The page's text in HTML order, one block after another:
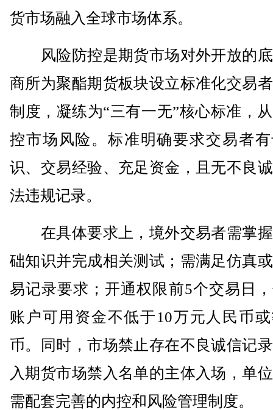
货市场融入全球市场体系。
风险防控是期货市场对外开放的
商所为聚酯期货板块设立标准化交易
制度，凝练为“三有一无”核心标准，
控市场风险。标准明确要求交易者
识、交易经验、充足资金，且无不良
法违规记录。
在具体要求上，境外交易者需掌
础知识并完成相关测试；需满足仿真
易记录要求；开通权限前5个交易日
账户可用资金不低于10万元人民币
币。同时，市场禁止存在不良诚信记
入期货市场禁入名单的主体入场，单
需配套完善的内控和风险管理制度。